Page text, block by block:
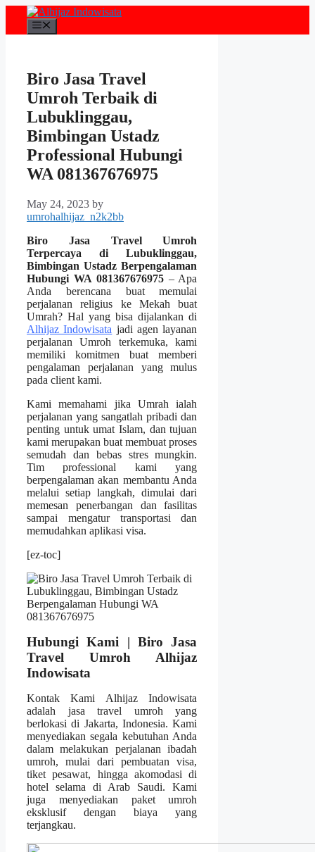
content
Biro Jasa Travel
Umroh Terbaik di
Lubuklinggau,
Bimbingan Ustadz
Professional Hubungi
WA 081367676975
May 24, 2023 by
umrohalhijaz_n2k2bb
Biro Jasa Travel Umroh
Terpercaya di Lubuklinggau,
Bimbingan Ustadz Berpengalaman
Hubungi WA 081367676975– Apa
Anda berencana buat memulai
perjalanan religius ke Mekah buat
Umrah? Hal yang bisa dijalankan di
Alhijaz Indowisata jadi agen layanan
perjalanan Umroh terkemuka, kami
memiliki komitmen buat memberi
pengalaman perjalanan yang mulus
pada client kami.
Kami memahami jika Umrah ialah
perjalanan yang sangatlah pribadi dan
penting untuk umat Islam, dan tujuan
kami merupakan buat membuat proses
semudah dan bebas stres mungkin.
Tim professional kami yang
berpengalaman akan membantu Anda
melalui setiap langkah, dimulai dari
memesan penerbangan dan fasilitas
sampai mengatur transportasi dan
memudahkan aplikasi visa.
[ez-toc]
Hubungi Kami | Biro Jasa
Travel Umroh Alhijaz
Indowisata
Kontak Kami Alhijaz Indowisata
adalah jasa travel umroh yang
berlokasi di Jakarta, Indonesia. Kami
menyediakan segala kebutuhan Anda
dalam melakukan perjalanan ibadah
umroh, mulai dari pembuatan visa,
tiket pesawat, hingga akomodasi di
hotel selama di Arab Saudi. Kami
juga menyediakan paket umroh
eksklusif dengan biaya yang
terjangkau.